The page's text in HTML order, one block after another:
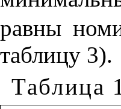
равны
таблицу 3).
Таблица